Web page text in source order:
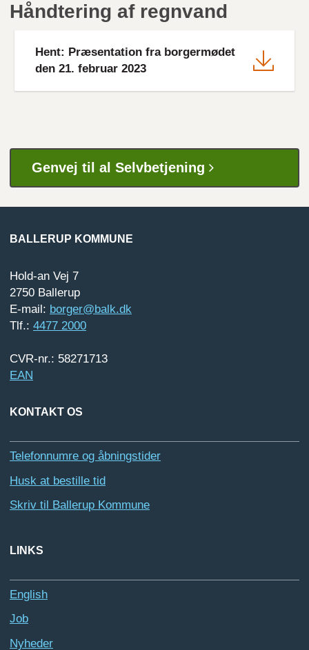
Håndtering af regnvand
Hent: Præsentation fra borgermødet
den 21. februar 2023
Genvej til al Selvbetjening
BALLERUP KOMMUNE
Hold-an Vej 7
2750 Ballerup
E-mail: borger@balk.dk
Tlf.: 4477 2000
CVR-nr.: 58271713
EAN
KONTAKT OS
Telefonnumre og åbningstider
Husk at bestille tid
Skriv til Ballerup Kommune
LINKS
English
Job
Nyheder